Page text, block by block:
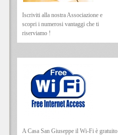
Iscriviti alla nostra Associazione e
scopri i numerosi vantaggi che ti
riserviamo !
A Casa San Giuseppe il Wi-Fi è gratuito